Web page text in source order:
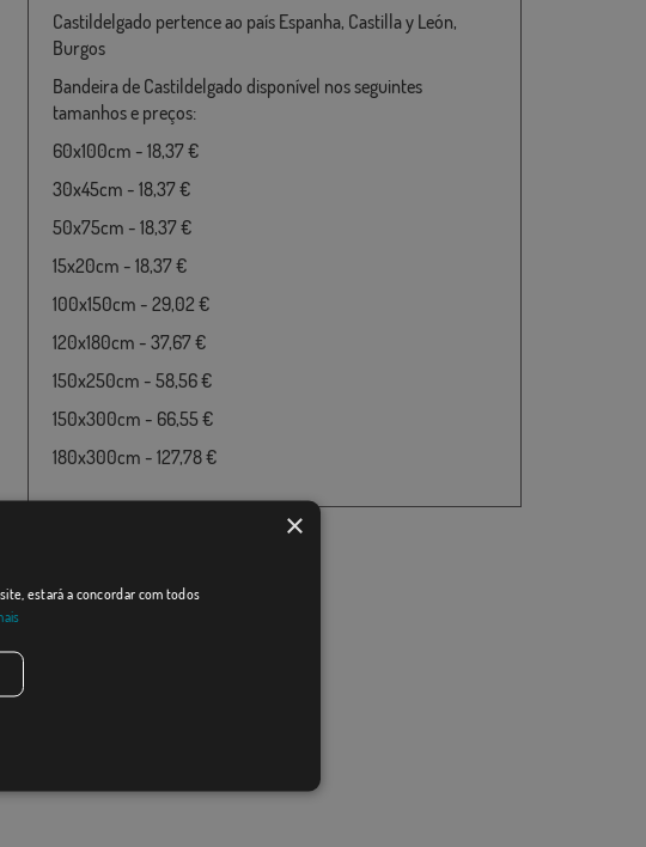
Castildelgado pertence ao país Espanha, Castilla y León,
Burgos
Bandeira de Castildelgado disponível nos seguintes
tamanhos e preços:
60x100cm - 18,37 €
30x45cm - 18,37 €
50x75cm - 18,37 €
15x20cm - 18,37 €
100x150cm - 29,02 €
120x180cm - 37,67 €
150x250cm - 58,56 €
150x300cm - 66,55 €
180x300cm - 127,78 €
×
estará a concordar com todos